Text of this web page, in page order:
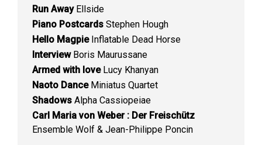
Run AwayEllside
Piano Postcards Stephen Hough
Hello MagpieInflatable Dead Horse
InterviewBoris Maurussane
Armed with loveLucy Khanyan
Naoto DanceMiniatus Quartet
Shadows Alpha Cassiopeiae
Carl Maria von Weber : Der Freischütz
Ensemble Wolf & Jean-Philippe Poncin